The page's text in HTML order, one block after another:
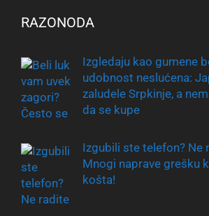
RAZONODA
Izgledaju kao gumene
udobnost neslućena:
zaludele Srpkinje, a
da se kupe
Izgubili ste telefon? Ne
Mnogi naprave grešku
košta!